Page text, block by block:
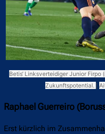
Betis‘ Linksverteidiger Junior
Zukunftspotential.
Raphael Guerreiro
Erst kürzlich im